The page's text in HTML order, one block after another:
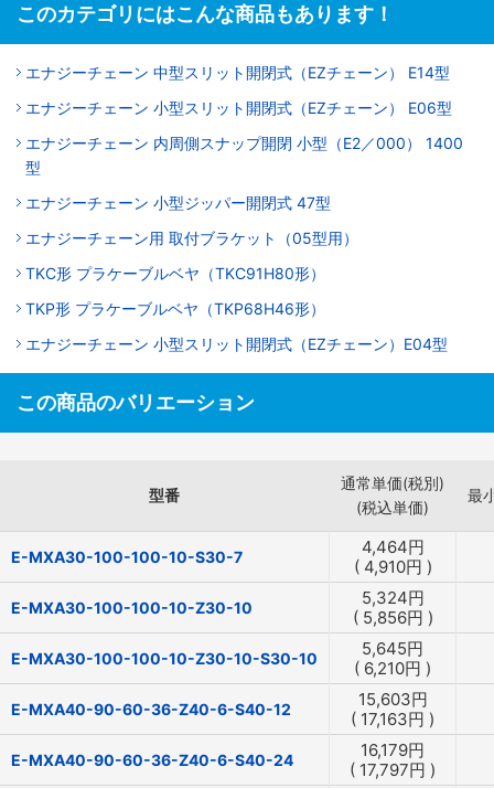
このカテゴリにはこんな商品もあります！
エナジーチェーン 中型スリット開閉式（EZチェーン） E14型
エナジーチェーン 小型スリット開閉式（EZチェーン） E06型
エナジーチェーン 内周側スナップ開閉 小型（E2／000） 1400
型
エナジーチェーン 小型ジッパー開閉式 47型
エナジーチェーン用 取付ブラケット（05型用）
TKC形 プラケーブルベヤ（TKC91H80形）
TKP形 プラケーブルベヤ（TKP68H46形）
エナジーチェーン 小型スリット開閉式（EZチェーン）E04型
この商品のバリエーション
型番
通常単価(税別)
(税込単価)
最
E-MXA30-100-100-10-S30-7 4,464円
( 4,910円 )
E-MXA30-100-100-10-Z30-10 5,324円
( 5,856円 )
E-MXA30-100-100-10-Z30-10-S30-10 5,645円
( 6,210円 )
E-MXA40-90-60-36-Z40-6-S40-12 15,603円
( 17,163円 )
E-MXA40-90-60-36-Z40-6-S40-24 16,179円
( 17,797円 )